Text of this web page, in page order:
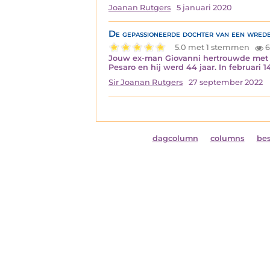
Joanan Rutgers 5 januari 2020
De gepassioneerde dochter van een
5.0 met 1 stemmen
Jouw ex-man Giovanni hertrouwde met
Pesaro en hij werd 44 jaar. In februari
Sir Joanan Rutgers
27 september 2022
dagcolumn columns